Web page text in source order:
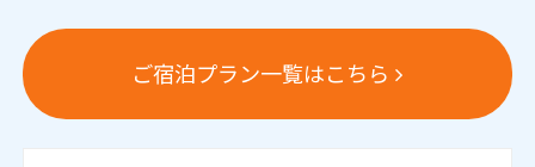
ご宿泊プラン一覧はこちら